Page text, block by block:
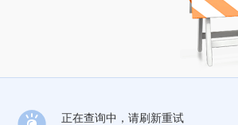
正在查询中，请刷新重试